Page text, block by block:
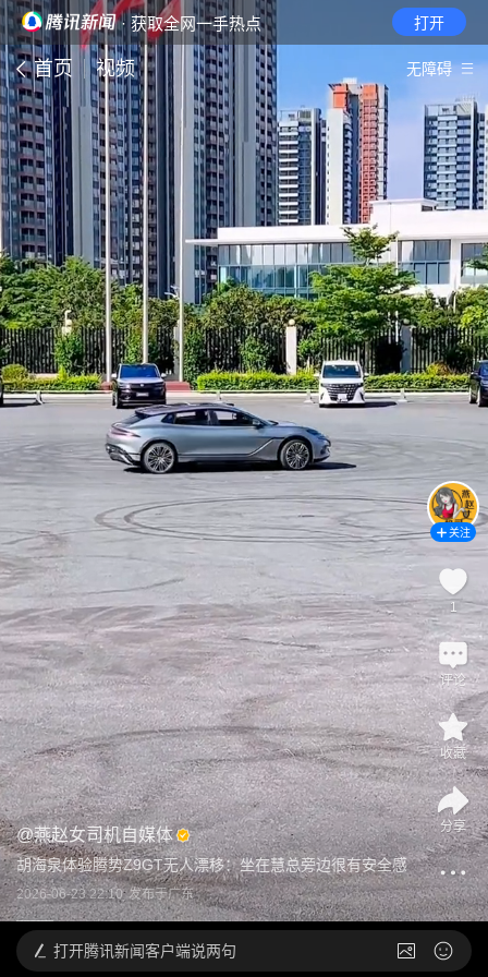
· 获取全网一手热点 打开
首页 视频 无障碍
@燕赵女司机自媒体
胡海泉体验腾势Z9GT无人漂移：坐在慧总旁边很有安全感
2026-06-23 22:10 发布于广东
关注
1
评论
收藏
分享
打开腾讯新闻客户端说两句